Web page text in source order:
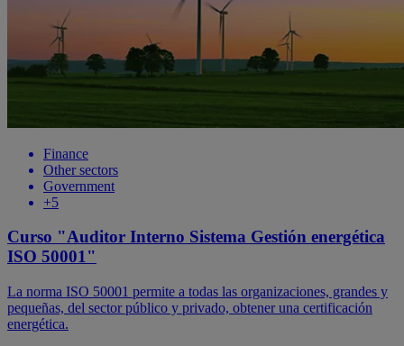
Finance
Other sectors
Government
+5
Curso "Auditor Interno Sistema Gestión energética
ISO 50001"
La norma ISO 50001 permite a todas las organizaciones, grandes y
pequeñas, del sector público y privado, obtener una certificación
energética.